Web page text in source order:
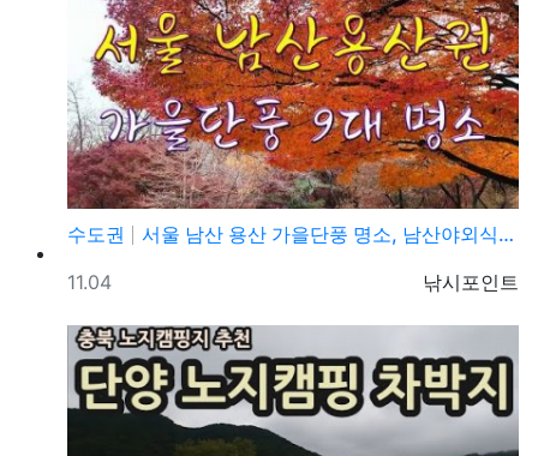
수도권
서울 남산 용산 가을단풍 명소, 남산야외식물원, 남산골…
등록자
낚시포인트
등록일
11.04